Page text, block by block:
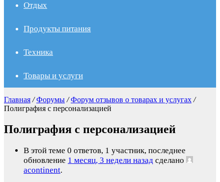
Отдых
Продукты питания
Техника
Товары и услуги
Главная / Форумы / Форум отзывов о товарах и услугах /
Полиграфия с персонализацией
Полиграфия с персонализацией
В этой теме 0 ответов, 1 участник, последнее
обновление 1 месяц, 3 недели назад сделано
acontinent.